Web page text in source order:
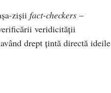
zișii fact-checkers –
veridicității
drept țintă directă ideile